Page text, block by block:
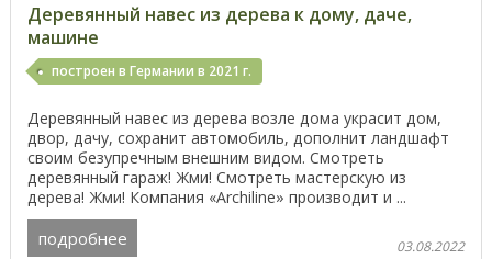
Деревянный навес из дерева к дому, даче,
машине
построен в Германии в 2021 г.
Деревянный навес из дерева возле дома украсит дом,
двор, дачу, сохранит автомобиль, дополнит ландшафт
своим безупречным внешним видом. Смотреть
деревянный гараж! Жми! Смотреть мастерскую из
дерева! Жми! Компания «Archiline» производит и ...
подробнее 03.08.2022